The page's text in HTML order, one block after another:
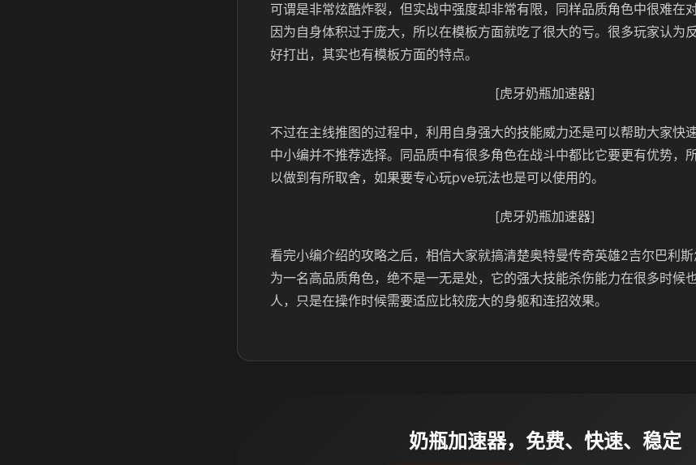
可谓是非常炫酷炸裂，但实战中强度却非常有限，同样品质角色中很难在
因为自身体积过于庞大，所以在模板方面就吃了很大的亏。很多玩家认为
好打出，其实也有模板方面的特点。
[虎牙奶瓶加速器]
不过在主线推图的过程中，利用自身强大的技能威力还是可以帮助大家快
中小编并不推荐选择。同品质中有很多角色在战斗中都比它要更有优势，
以做到有所取舍，如果要专心玩pve玩法也是可以使用的。
[虎牙奶瓶加速器]
看完小编介绍的攻略之后，相信大家就搞清楚奥特曼传奇英雄2吉尔巴利
为一名高品质角色，绝不是一无是处，它的强大技能杀伤能力在很多时候
人，只是在操作时候需要适应比较庞大的身躯和连招效果。
奶瓶加速器，免费、快速、稳定